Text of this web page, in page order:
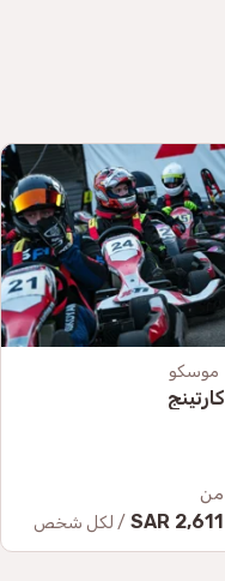
موسكو
كارتينج
من
2,611 SAR / لكل شخص